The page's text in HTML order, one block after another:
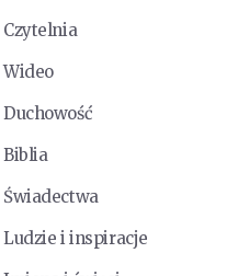
Czytelnia
Wideo
Duchowość
Biblia
Świadectwa
Ludzie i inspiracje